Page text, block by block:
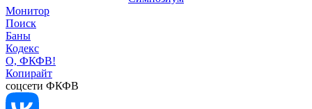
Монитор
Поиск
Баны
Кодекс
О, ФКФВ!
Копирайт
соцсети ФКФВ